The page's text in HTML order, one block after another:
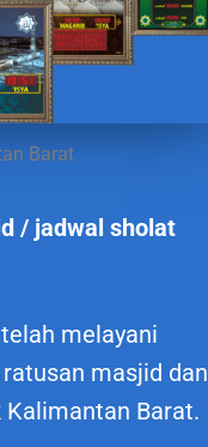
Barat
/ jadwal sholat
melayani
masjid dan
Barat.